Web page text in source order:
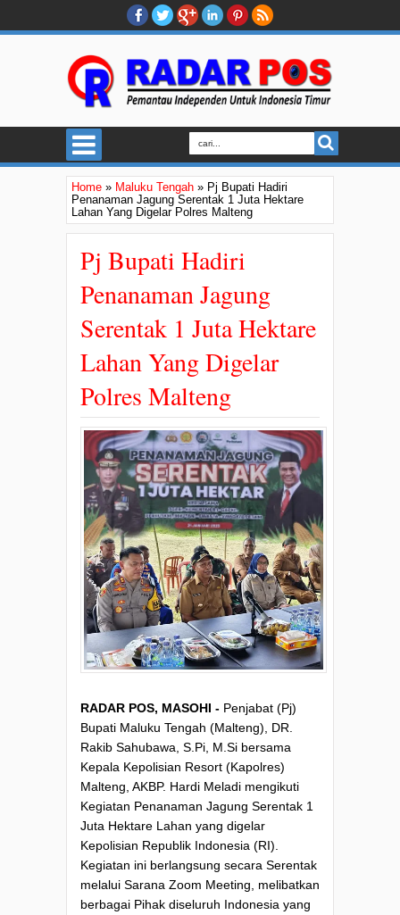
Home » Maluku Tengah » Pj Bupati Hadiri
Penanaman Jagung Serentak 1 Juta Hektare
Lahan Yang Digelar Polres Malteng
Pj Bupati Hadiri
Penanaman Jagung
Serentak 1 Juta Hektare
Lahan Yang Digelar
Polres Malteng
RADAR POS, MASOHI - Penjabat (Pj)
Bupati Maluku Tengah (Malteng), DR.
Rakib Sahubawa, S.Pi, M.Si bersama
Kepala Kepolisian Resort (Kapolres)
Malteng, AKBP. Hardi Meladi mengikuti
Kegiatan Penanaman Jagung Serentak 1
Juta Hektare Lahan yang digelar
Kepolisian Republik Indonesia (RI).
Kegiatan ini berlangsung secara Serentak
melalui Sarana Zoom Meeting, melibatkan
berbagai Pihak diseluruh Indonesia yang